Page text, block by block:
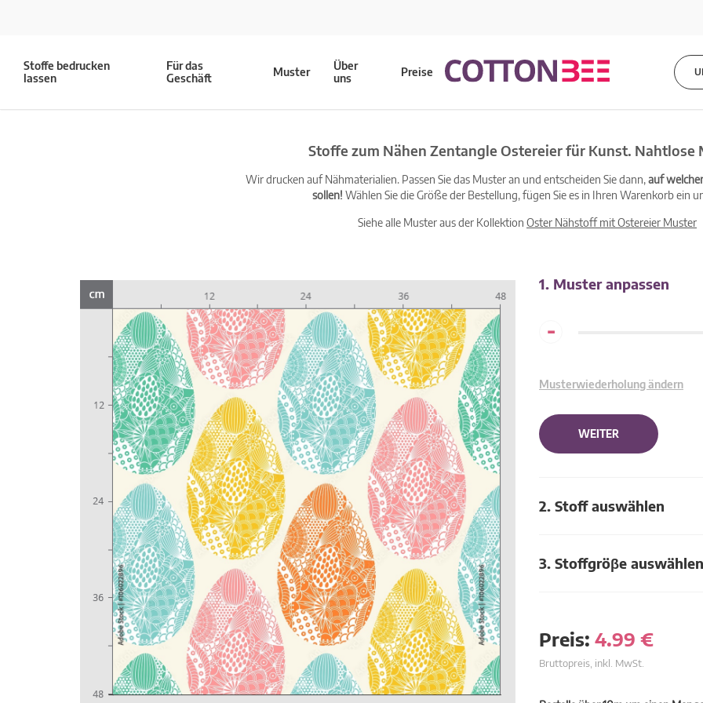
Stoffe bedrucken
lassen
Für das
Geschäft
Muster
Über
uns
Preise
Stoffe zum Nähen Zentangle Ostereier für Kunst. Nahtlose
Wir drucken auf Nähmaterialien. Passen Sie das Muster an und entscheiden Sie dann,auf
sollen! Wählen Sie die Größe der Bestellung, fügen Sie es in Ihren Warenkorb ein
Siehe alle Muster aus der Kollektion Oster Nähstoff mit Ostereier Muster
1. Muster anpassen
-
Musterwiederholung ändern
WEITER
2. Stoff auswählen
3. Stoffgröβe auswählen
Preis: 4.99 €
Bruttopreis, inkl. MwSt.